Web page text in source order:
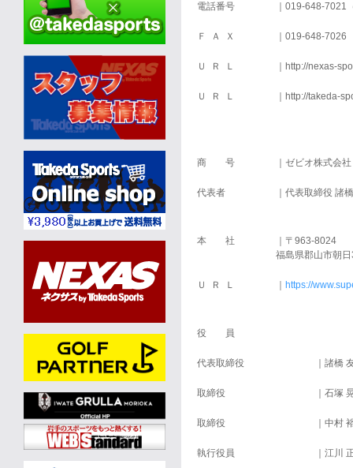
電話番号 ｜019-648-7021
Ｆ Ａ Ｘ ｜019-648-7026
Ｕ Ｒ Ｌ ｜http://nexas-
Ｕ Ｒ Ｌ ｜http://takeda-
商 号 ｜ゼビオ株式会社
代表者 ｜代表取締役 諸
本 社
｜〒963-8024
福島県郡山市朝
Ｕ Ｒ Ｌ https://
役 員
代表取締役 ｜諸橋
取締役 ｜石塚
取締役 ｜中村
執行役員 ｜江川